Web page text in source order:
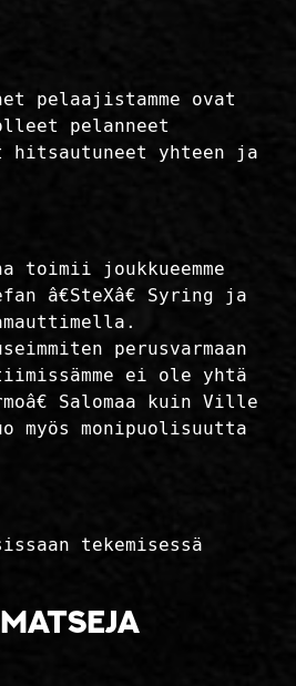
pelaajistamme ovat
pelanneet
hitsautuneet yhteen ja
joukkueemme
â€SteXâ€ Syring ja
perusvarmaan
ei ole yhtä
Salomaa kuin Ville
myös monipuolisuutta
tekemisessä